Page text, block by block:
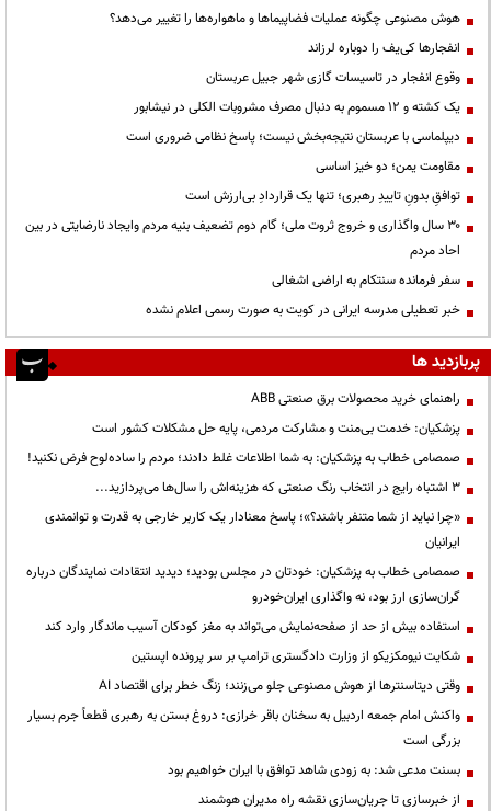
هوش مصنوعی چگونه عملیات فضاپیماها و ماهواره‌ها را تغییر می‌دهد؟
انفجارها کی‌یف را دوباره لرزاند
وقوع انفجار در تاسیسات گازی شهر جبیل عربستان
یک کشته و ۱۲ مسموم به دنبال مصرف مشروبات الکلی در نیشابور
دیپلماسی با عربستان نتیجه‌بخش نیست؛ پاسخ نظامی ضروری است
مقاومت یمن؛ دو خیز اساسی
توافقِ بدونِ تاییدِ رهبری؛ تنها یک قراردادِ بی‌ارزش است
۳۰ سال واگذاری و خروج ثروت ملی؛ گام دوم تضعیف بنیه مردم وایجاد نارضایتی در بین
احاد مردم
سفر فرمانده سنتکام به اراضی اشغالی
خبر تعطیلی مدرسه ایرانی در کویت به صورت رسمی اعلام نشده
پربازدید ها
راهنمای خرید محصولات برق صنعتی ABB
پزشکیان: خدمت بی‌منت و مشارکت مردمی، پایه حل مشکلات کشور است
صمصامی خطاب به پزشکیان: به شما اطلاعات غلط دادند؛ مردم را ساده‌لوح فرض نکنید!
3 اشتباه رایج در انتخاب رنگ صنعتی که هزینه‌اش را سال‌ها می‌پردازید...
«چرا نباید از شما متنفر باشند؟»؛ پاسخ معنادار یک کاربر خارجی به قدرت و توانمندی
ایرانیان
صمصامی خطاب به پزشکیان: خودتان در مجلس بودید؛ دیدید انتقادات نمایندگان درباره
گران‌سازی ارز بود، نه واگذاری ایران‌خودرو
استفاده بیش از حد از صفحه‌نمایش می‌تواند به مغز کودکان آسیب ماندگار وارد کند
شکایت نیومکزیکو از وزارت دادگستری ترامپ بر سر پرونده اپستین
وقتی دیتاسنترها از هوش مصنوعی جلو می‌زنند؛ زنگ خطر برای اقتصاد AI
واکنش امام جمعه اردبیل به سخنان باقر خرازی: دروغ بستن به رهبری قطعاً جرم بسیار
بزرگی است
بسنت مدعی شد: به زودی شاهد توافق با ایران خواهیم بود
از خبرسازی تا جریان‌سازی نقشه راه مدیران هوشمند